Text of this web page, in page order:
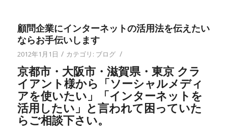
顧問企業にインターネットの活用法を伝えたい
ならお手伝いします
2012年1月1日 / カテゴリ: ブログ /
京都市・大阪市・滋賀県・東京 クラ
イアント様から「ソーシャルメディ
アを使いたい」「インターネットを
活用したい」と言われて困っていた
らご相談下さい。